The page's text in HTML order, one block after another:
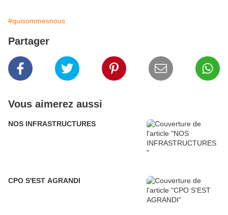
#quisommesnous
Partager
Vous aimerez aussi
NOS INFRASTRUCTURES
CPO S'EST AGRANDI